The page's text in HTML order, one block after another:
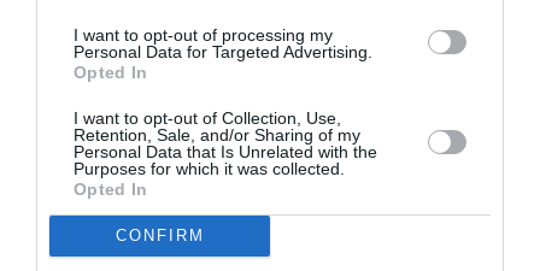
I want to opt-out of processing my
Personal Data for Targeted Advertising.
Opted In
I want to opt-out of Collection, Use,
Retention, Sale, and/or Sharing of my
Personal Data that Is Unrelated with the
Purposes for which it was collected.
Opted In
CONFIRM
1 Επόμενη ❯
Τελευταία
νέα